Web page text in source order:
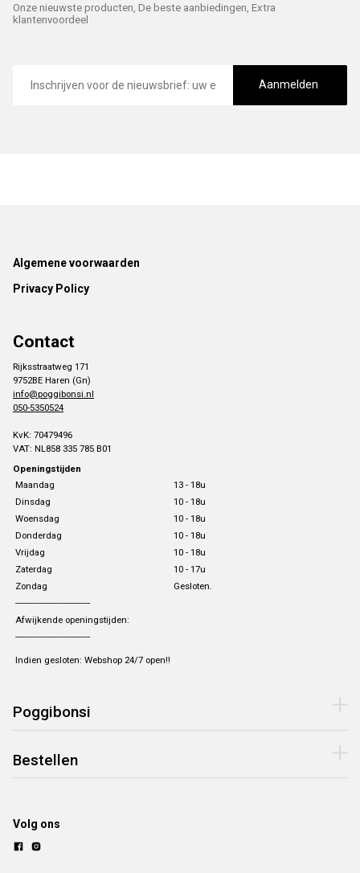
Onze nieuwste producten, De beste aanbiedingen, Extra
klantenvoordeel
mailadres
Aanmelden
Footer
Algemene voorwaarden
Privacy Policy
Contact
Rijksstraatweg 171
9752BE Haren (Gn)
info@poggibonsi.nl
050-5350524
KvK: 70479496
VAT: NL858 335 785 B01
Openingstijden
Maandag
13 - 18u
Dinsdag
10 - 18u
Woensdag
10 - 18u
Donderdag
10 - 18u
Vrijdag
10 - 18u
Zaterdag
10 - 17u
Zondag
Gesloten.
-------------------------------
Afwijkende openingstijden:
-------------------------------
Indien gesloten: Webshop 24/7 open!!
Poggibonsi
Bestellen
Volg ons